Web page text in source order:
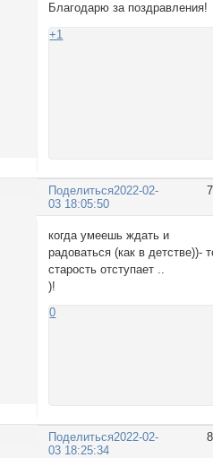
Благодарю за поздравления!
+1
Поделиться2022-02-
03 18:05:50
когда умеешь ждать и
радоваться (как в детстве))-
старость отступает ..
)!
0
Поделиться2022-02-
03 18:25:34